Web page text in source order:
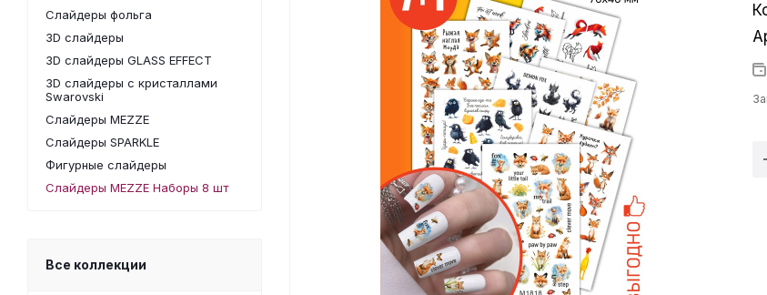
Слайдеры фольга
3D слайдеры
3D слайдеры GLASS EFFECT
3D слайдеры с кристаллами
Swarovski
Слайдеры MEZZE
Слайдеры SPARKLE
Фигурные слайдеры
Слайдеры MEZZE Наборы 8 шт
Все коллекции